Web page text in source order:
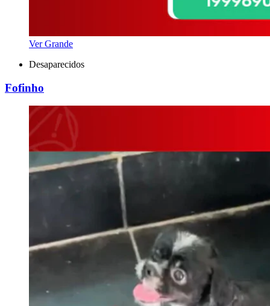
Ver Grande
Desaparecidos
Fofinho